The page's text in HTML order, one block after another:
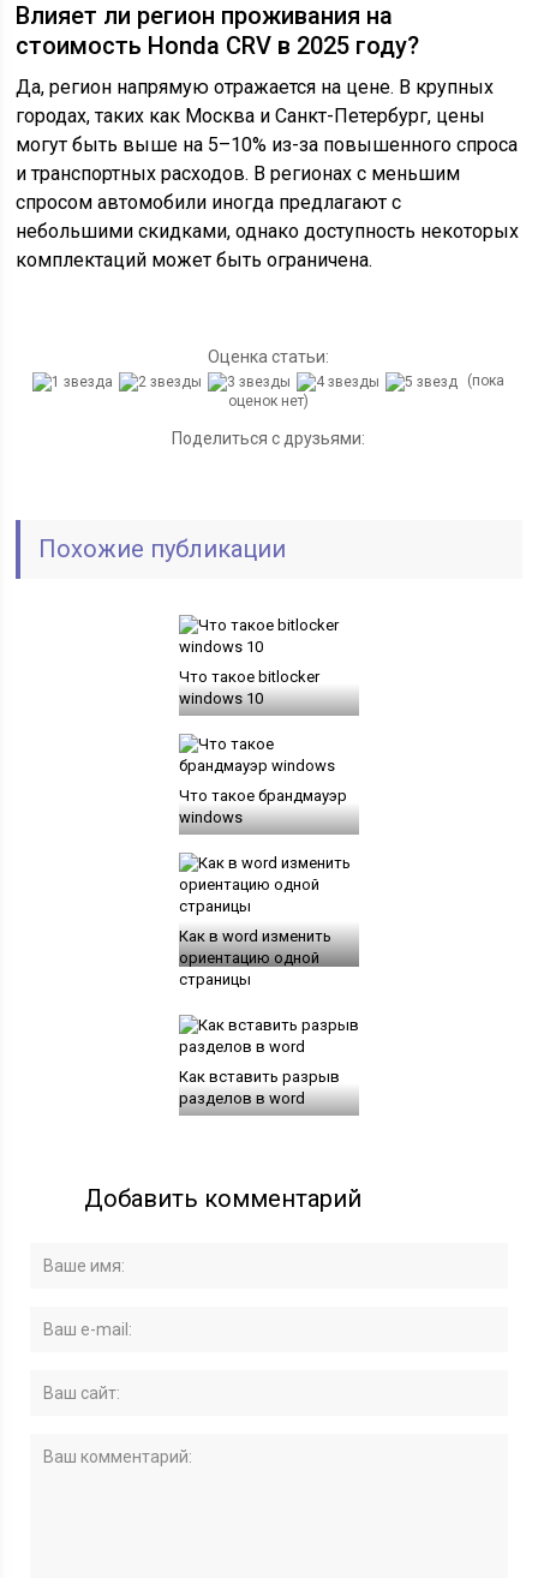
Влияет ли регион проживания на
стоимость Honda CRV в 2025 году?
Да, регион напрямую отражается на цене. В крупных
городах, таких как Москва и Санкт-Петербург, цены
могут быть выше на 5–10% из-за повышенного спроса
и транспортных расходов. В регионах с меньшим
спросом автомобили иногда предлагают с
небольшими скидками, однако доступность некоторых
комплектаций может быть ограничена.
Оценка статьи:
(пока
оценок нет)
Поделиться с друзьями:
Похожие публикации
Что такое bitlocker
windows 10
Что такое брандмауэр
windows
Как в word изменить
ориентацию одной
страницы
Как вставить разрыв
разделов в word
Добавить комментарий